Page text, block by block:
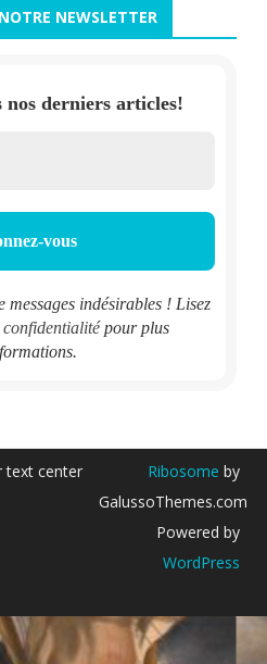
NEWSLETTER
nos derniers articles!
messages indésirables ! Lisez
pour plus
text center Ribosome by
GalussoThemes.com
Powered by
WordPress